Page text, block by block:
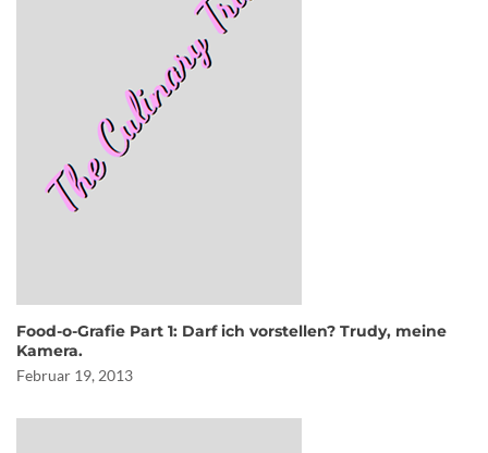
Food-o-Grafie Part 1: Darf ich vorstellen? Trudy, meine
Kamera.
Februar 19, 2013